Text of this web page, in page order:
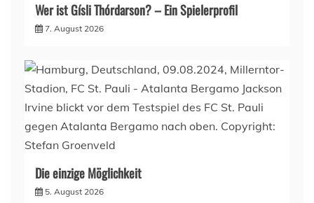
Wer ist Gísli Thórdarson? – Ein Spielerprofil
7. August 2026
Die einzige Möglichkeit
5. August 2026